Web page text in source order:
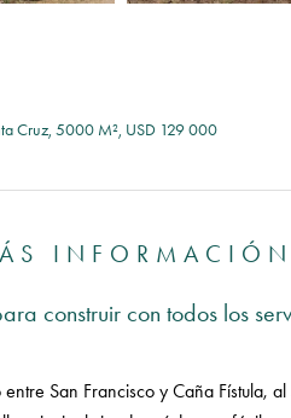
Cruz, 5000 M², USD 129 000
INFORMACIÓN
construir con todos los
San Francisco y Caña Fístula,